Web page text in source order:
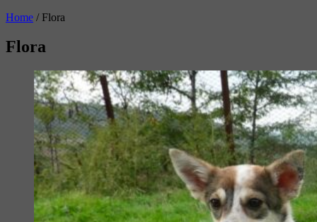
Home / Flora
Flora